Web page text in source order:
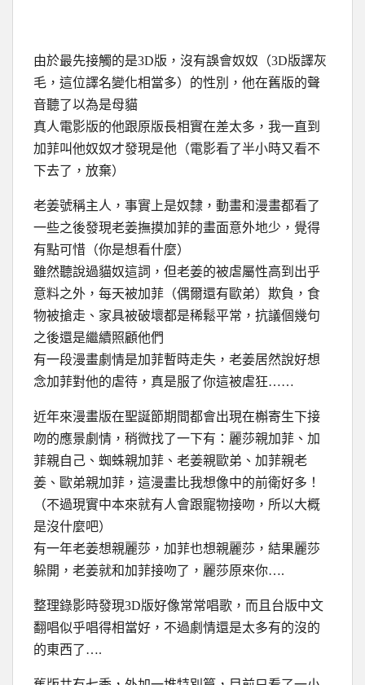
由於最先接觸的是3D版，沒有誤會奴奴（3D版譯灰
毛，這位譯名變化相當多）的性別，他在舊版的聲
音聽了以為是母貓
真人電影版的他跟原版長相實在差太多，我一直到
加菲叫他奴奴才發現是他（電影看了半小時又看不
下去了，放棄）
老姜號稱主人，事實上是奴隸，動畫和漫畫都看了
一些之後發現老姜撫摸加菲的畫面意外地少，覺得
有點可惜（你是想看什麼）
雖然聽說過貓奴這詞，但老姜的被虐屬性高到出乎
意料之外，每天被加菲（偶爾還有歐弟）欺負，食
物被搶走、家具被破壞都是稀鬆平常，抗議個幾句
之後還是繼續照顧他們
有一段漫畫劇情是加菲暫時走失，老姜居然說好想
念加菲對他的虐待，真是服了你這被虐狂……
近年來漫畫版在聖誕節期間都會出現在槲寄生下接
吻的應景劇情，稍微找了一下有：麗莎親加菲、加
菲親自己、蜘蛛親加菲、老姜親歐弟、加菲親老
姜、歐弟親加菲，這漫畫比我想像中的前衛好多！
（不過現實中本來就有人會跟寵物接吻，所以大概
是沒什麼吧）
有一年老姜想親麗莎，加菲也想親麗莎，結果麗莎
躲開，老姜就和加菲接吻了，麗莎原來你….
整理錄影時發現3D版好像常常唱歌，而且台版中文
翻唱似乎唱得相當好，不過劇情還是太多有的沒的
的東西了….